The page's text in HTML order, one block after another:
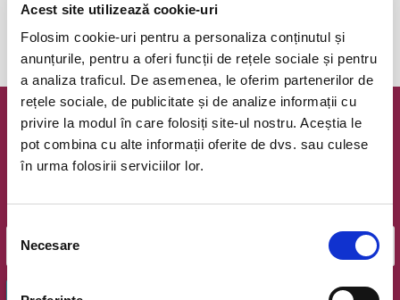
Acest site utilizează cookie-uri
Folosim cookie-uri pentru a personaliza conținutul și
anunțurile, pentru a oferi funcții de rețele sociale și pentru
a analiza traficul. De asemenea, le oferim partenerilor de
rețele sociale, de publicitate și de analize informații cu
privire la modul în care folosiți site-ul nostru. Aceștia le
pot combina cu alte informații oferite de dvs. sau culese
în urma folosirii serviciilor lor.
Selecția
consimțământului
Necesare
Newsletter @ Bilete.ro
Oferte exclusive si o editie saptamanala cu cele mai noi
OK